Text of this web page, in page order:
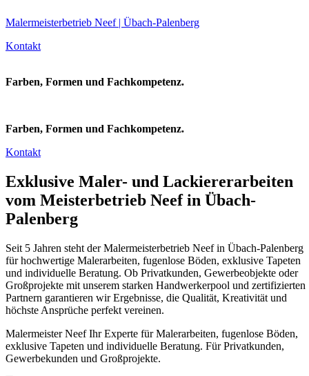
Malermeisterbetrieb Neef | Übach-Palenberg
Kontakt
Farben, Formen und Fachkompetenz.
Farben, Formen und Fachkompetenz.
Kontakt
Exklusive Maler- und Lackiererarbeiten
vom Meisterbetrieb Neef in Übach-
Palenberg
Seit 5 Jahren steht der Malermeisterbetrieb Neef in Übach-Palenberg
für hochwertige Malerarbeiten, fugenlose Böden, exklusive Tapeten
und individuelle Beratung. Ob Privatkunden, Gewerbeobjekte oder
Großprojekte mit unserem starken Handwerkerpool und zertifizierten
Partnern garantieren wir Ergebnisse, die Qualität, Kreativität und
höchste Ansprüche perfekt vereinen.
Malermeister Neef Ihr Experte für Malerarbeiten, fugenlose Böden,
exklusive Tapeten und individuelle Beratung. Für Privatkunden,
Gewerbekunden und Großprojekte.